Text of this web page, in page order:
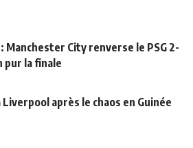
Manchester City renverse le PSG 2-
pur la finale
après le chaos en Guinée